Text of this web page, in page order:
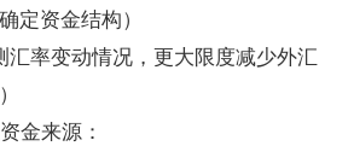
定资金结构）
率变动情况，更大限度减少外汇
来源：